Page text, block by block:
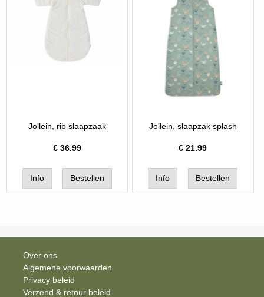
Jollein, rib slaapzaak
€ 36.99
Jollein, slaapzak splash
€21.99
Over ons
Algemene voorwaarden
Privacy beleid
Verzend & retour beleid